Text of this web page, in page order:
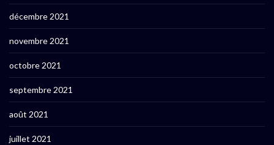
décembre 2021
novembre 2021
octobre 2021
septembre 2021
août 2021
juillet 2021